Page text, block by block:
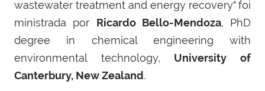
wastewater treatment and energy recovery" foi
ministrada por Ricardo Bello-Mendoza, PhD
degree in chemical engineering with
environmental technology, University of
Canterbury, New Zealand.